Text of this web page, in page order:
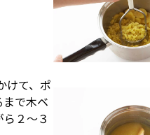
けて、ポ
で木ベ
２～３